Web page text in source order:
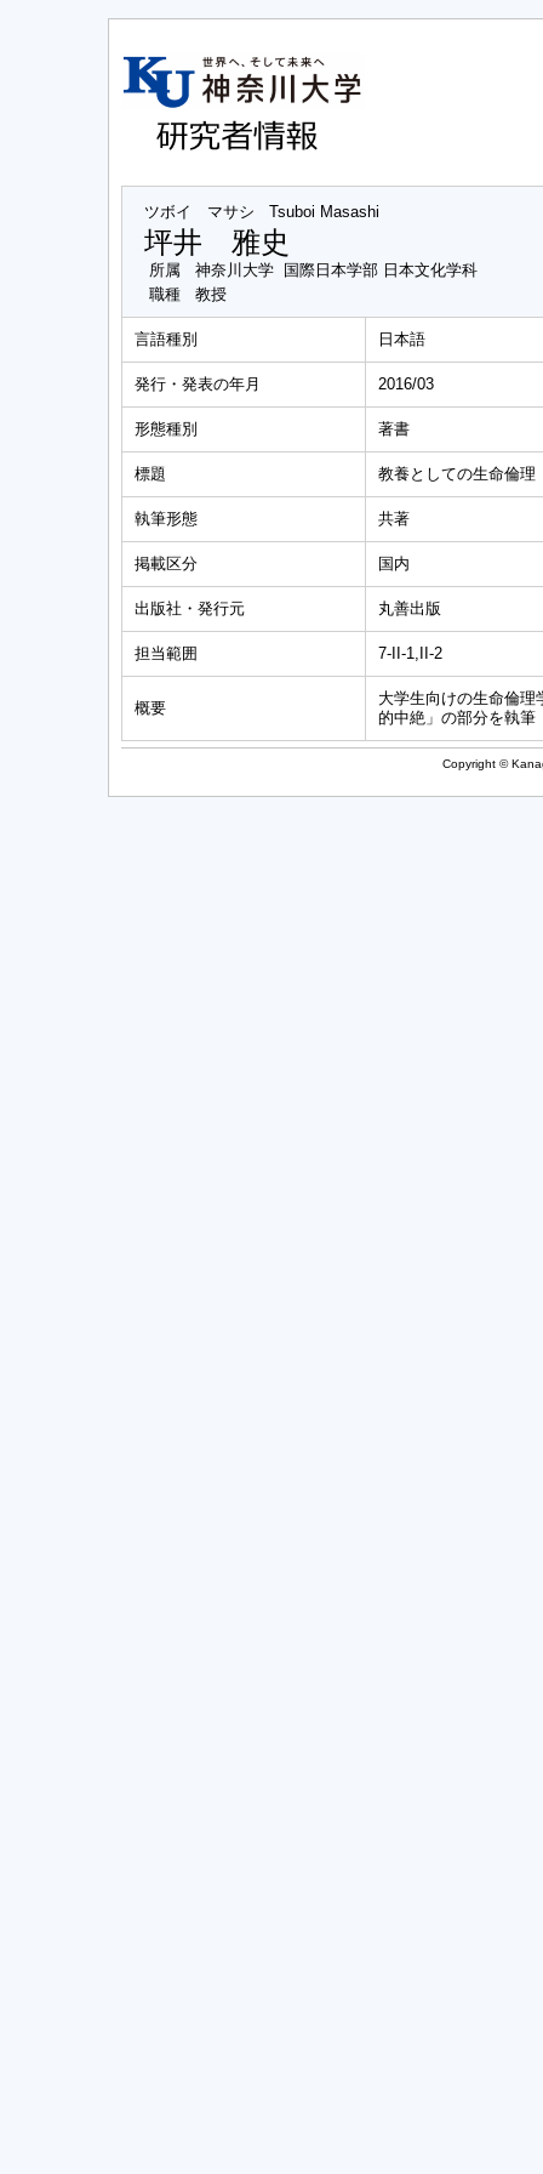
ツボイ マサシ Tsuboi Masashi
坪井 雅史
所属
神奈川大学 国際日本学部 日本文化学科
職種
教授
言語種別 日本語
発行・発表の年月 2016/03
形態種別 著書
標題 教養としての生命倫理
執筆形態 共著
掲載区分 国内
出版社・発行元 丸善出版
担当範囲 7-II-1,II-2
概要
大学生向けの生命倫
的中絶」の部分を執筆
Copyright ©